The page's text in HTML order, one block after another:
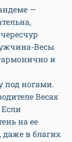
—
Весы
и
под ногами.
Весах
Если
на ее
даже в благих